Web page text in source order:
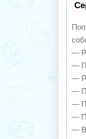
—
—
—
—
—
—
—